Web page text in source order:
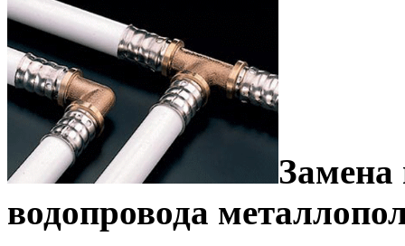
Замена
водопровода